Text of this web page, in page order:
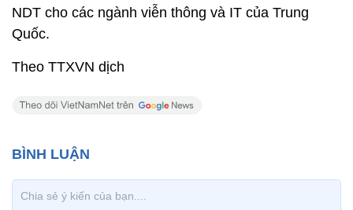
NDT cho các ngành viễn thông và IT của Trung
Quốc.
Theo TTXVN dịch